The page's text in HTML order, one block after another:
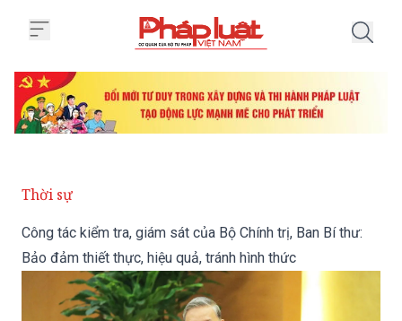
Thời sự
Công tác kiểm tra, giám sát của Bộ Chính trị, Ban Bí thư:
Bảo đảm thiết thực, hiệu quả, tránh hình thức